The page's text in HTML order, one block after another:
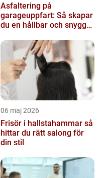
Asfaltering på
garageuppfart: Så skapar
du en hållbar och snygg
06 maj 2026
Frisör i hallstahammar så
hittar du rätt salong för
din stil